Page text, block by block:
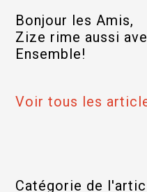
Bonjour les Amis,
Zize rime aussi
Ensemble!
Voir tous les
Catégorie de